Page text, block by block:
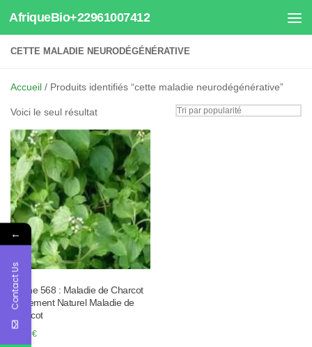
Au dessous du contenu
AfriqueBio+22961007412
CETTE MALADIE NEURODÉGÉNÉRATIVE
Accueil / Produits identifiés “cette maladie neurodégénérative”
Voici le seul résultat
Tisane 568 : Maladie de Charcot
Traitement Naturel Maladie de
Charcot
50.00€
←
Contact Us